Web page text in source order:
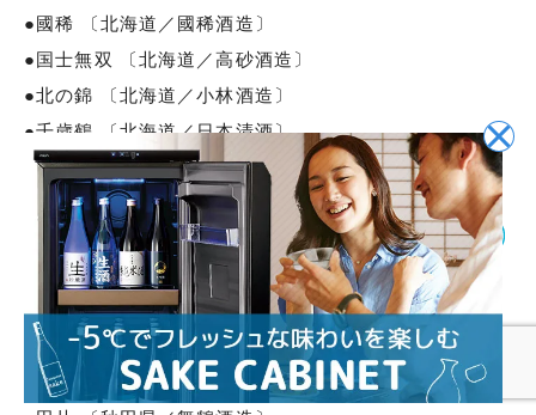
●國稀 〔北海道／國稀酒造〕
●国士無双 〔北海道／高砂酒造〕
●北の錦 〔北海道／小林酒造〕
●千歳鶴 〔北海道／日本清酒〕
●田酒 〔青森県／西田酒造店〕
●豊盃 〔青森県／三浦酒造〕
●桃川 〔青森県／桃川〕
●陸奥八仙 〔青森県／八戸酒造〕
●白瀑 〔秋田県／山本〕
●新政 〔秋田県／新政酒造〕
●刈穂 〔秋田県／刈穂酒造〕